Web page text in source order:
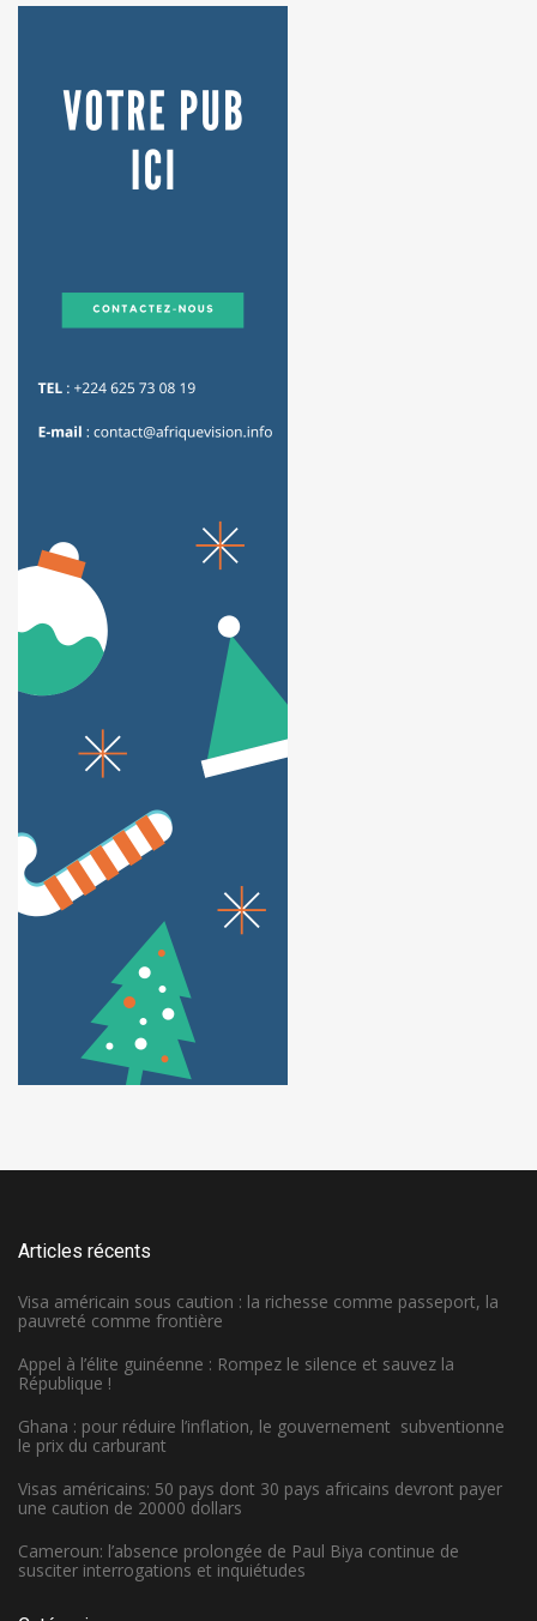
Articles récents
Visa américain sous caution : la richesse comme passeport, la
pauvreté comme frontière
Appel à l’élite guinéenne : Rompez le silence et sauvez la
République !
Ghana : pour réduire l’inflation, le gouvernement subventionne
le prix du carburant
Visas américains: 50 pays dont 30 pays africains devront payer
une caution de 20000 dollars
Cameroun: l’absence prolongée de Paul Biya continue de
susciter interrogations et inquiétudes